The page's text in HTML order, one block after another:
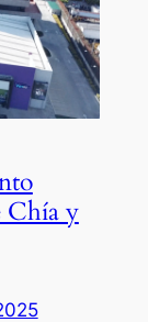
Chía y